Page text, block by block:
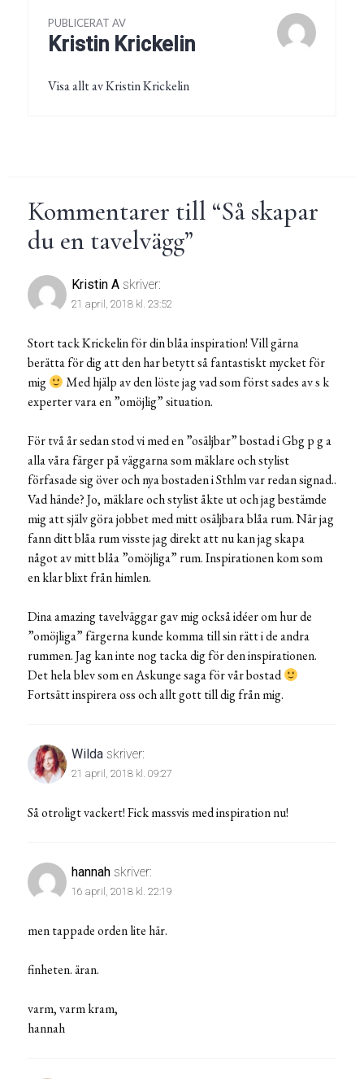
PUBLICERAT AV
Kristin Krickelin
Visa allt av Kristin Krickelin
Kommentarer till “Så skapar
du en tavelvägg”
Kristin A skriver:
21 april, 2018 kl. 23:52
Stort tack Krickelin för din blåa inspiration! Vill gärna
berätta för dig att den har betytt så fantastiskt mycket för
mig
Med hjälp av den löste jag vad som först sades av s k
experter vara en ”omöjlig” situation.
För två år sedan stod vi med en ”osäljbar” bostad i Gbg p g a
alla våra färger på väggarna som mäklare och stylist
förfasade sig över och nya bostaden i Sthlm var redan signad..
Vad hände? Jo, mäklare och stylist åkte ut och jag bestämde
mig att själv göra jobbet med mitt osäljbara blåa rum. När jag
fann ditt blåa rum visste jag direkt att nu kan jag skapa
något av mitt blåa ”omöjliga” rum. Inspirationen kom som
en klar blixt från himlen.
Dina amazing tavelväggar gav mig också idéer om hur de
”omöjliga” färgerna kunde komma till sin rätt i de andra
rummen. Jag kan inte nog tacka dig för den inspirationen.
Det hela blev som en Askunge saga för vår bostad
Fortsätt inspirera oss och allt gott till dig från mig.
Wilda skriver:
21 april, 2018 kl. 09:27
Så otroligt vackert! Fick massvis med inspiration nu!
hannah skriver:
16 april, 2018 kl. 22:19
men tappade orden lite här.
finheten. äran.
varm, varm kram,
hannah